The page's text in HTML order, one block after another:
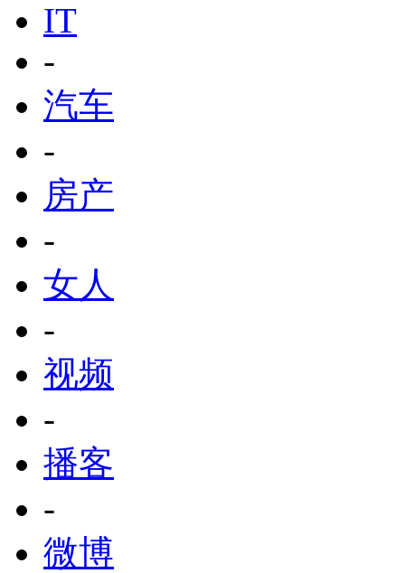
IT
-
汽车
-
房产
-
女人
-
视频
-
播客
-
微博